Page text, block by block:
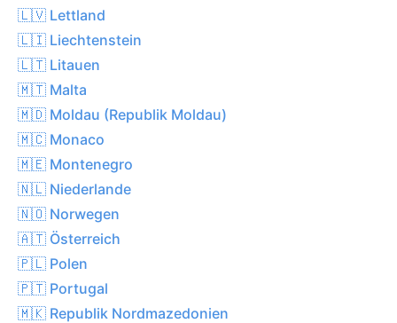
🇱🇻 Lettland
🇱🇮 Liechtenstein
🇱🇹 Litauen
🇲🇹 Malta
🇲🇩 Moldau (Republik Moldau)
🇲🇨 Monaco
🇲🇪 Montenegro
🇳🇱 Niederlande
🇳🇴 Norwegen
🇦🇹 Österreich
🇵🇱 Polen
🇵🇹 Portugal
🇲🇰 Republik Nordmazedonien